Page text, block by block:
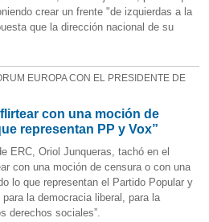
crear un frente "de izquierdas a la
que la dirección nacional de su
EUROPA CON EL PRESIDENTE DE
con una moción de
representan PP y Vox”
ERC, Oriol Junqueras, tachó en el
con una moción de censura o con una
lo que representan el Partido Popular y
la democracia liberal, para la
derechos sociales”.